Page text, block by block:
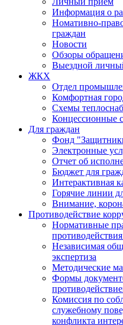
Информация о
Номативно-
граждан
Новости
Обзоры
Выездной
ЖКХ
Отдел
Комфортная
Схемы
Концессионные
Для граждан
Фонд
Электронные
Отчет об
Бюджет для
Интерактивная
Горячие линии
Внимание,
Противодействие
Нормативные
Независимая
экспертиза
Методические
Формы
Комиссия по
служебному
конфликта